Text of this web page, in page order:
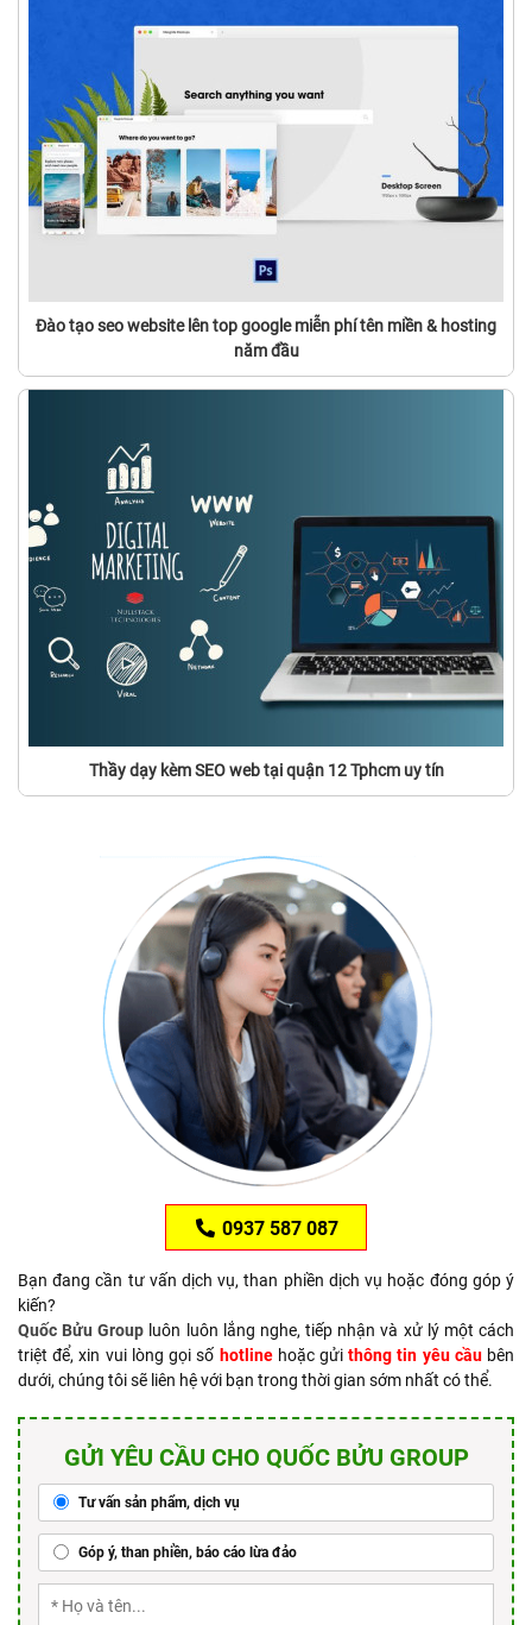
Đào tạo seo website lên top google miễn phí tên miền & hosting
năm đầu
Thầy dạy kèm SEO web tại quận 12 Tphcm uy tín
0937 587 087
Bạn đang cần tư vấn dịch vụ, than phiền dịch vụ hoặc đóng góp ý
kiến?
Quốc Bửu Group luôn luôn lắng nghe, tiếp nhận và xử lý một cách
triệt để, xin vui lòng gọi số hotlinehoặc gửithông tin yêu cầubên
dưới, chúng tôi sẽ liên hệ với bạn trong thời gian sớm nhất có thể.
GỬI YÊU CẦU CHO QUỐC BỬU GROUP
Tư vấn sản phẩm, dịch vụ
Góp ý, than phiền, báo cáo lừa đảo